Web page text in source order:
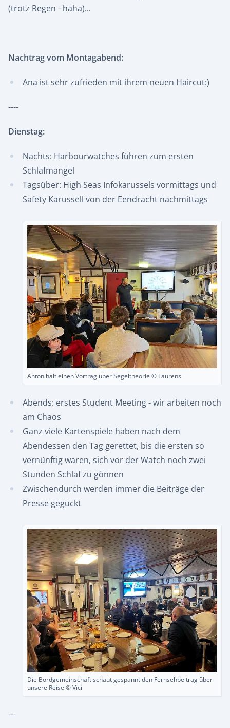
(trotz Regen - haha)...
Nachtrag vom Montagabend:
Ana ist sehr zufrieden mit ihrem neuen Haircut:)
----
Dienstag:
Nachts: Harbourwatches führen zum ersten
Schlafmangel
Tagsüber: High Seas Infokarussels vormittags und
Safety Karussell von der Eendracht nachmittags
Anton hält einen Vortrag über Segeltheorie © Laurens
Abends: erstes Student Meeting - wir arbeiten noch
am Chaos
Ganz viele Kartenspiele haben nach dem
Abendessen den Tag gerettet, bis die ersten so
vernünftig waren, sich vor der Watch noch zwei
Stunden Schlaf zu gönnen
Zwischendurch werden immer die Beiträge der
Presse geguckt
Die Bordgemeinschaft schaut gespannt den Fernsehbeitrag über
unsere Reise © Vici
---